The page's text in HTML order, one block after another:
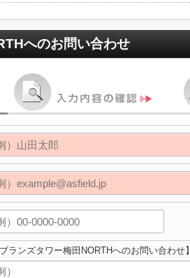
へのお問い合わせ
ブランズタワー梅田NORTHへのお問い合わせ】